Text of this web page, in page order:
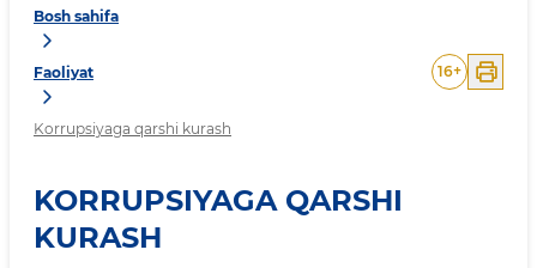
Bosh sahifa
Faoliyat
Korrupsiyaga qarshi kurash
16+
KORRUPSIYAGA QARSHI
KURASH